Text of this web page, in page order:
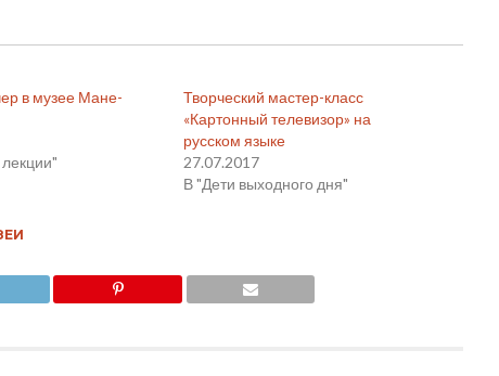
в музее Мане-
Творческий мастер-класс
«Картонный телевизор» на
русском языке
27.07.2017
В "Дети выходного дня"